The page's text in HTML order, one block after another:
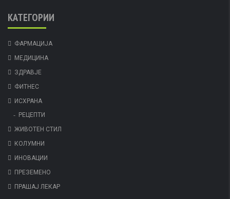
КАТЕГОРИИ
ФАРМАЦИЈА
МЕДИЦИНА
ЗДРАВЈЕ
ФИТНЕС
ИСХРАНА
РЕЦЕПТИ
ЖИВОТЕН СТИЛ
КОЛУМНИ
ИНОВАЦИИ
ПРЕЗЕМЕНО
ПРАШАЈ ЛЕКАР